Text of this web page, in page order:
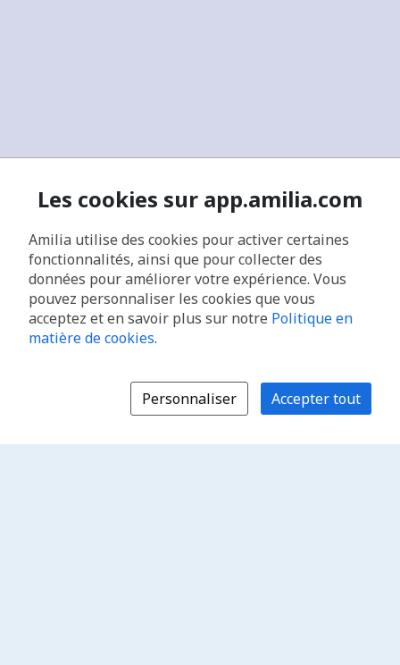
Les cookies sur app.amilia.com
Amilia utilise des cookies pour activer certaines
fonctionnalités, ainsi que pour collecter des
données pour améliorer votre expérience. Vous
pouvez personnaliser les cookies que vous
acceptez et en savoir plus sur notre Politique en
matière de cookies.
Personnaliser Accepter tout